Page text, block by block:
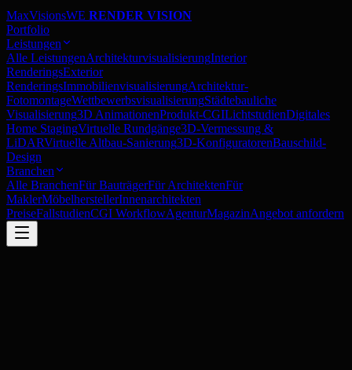
MaxVisionsWE RENDER VISION
Portfolio
Leistungen
Alle LeistungenArchitekturvisualisierungInterior
RenderingsExterior
RenderingsImmobilienvisualisierungArchitektur-
FotomontageWettbewerbsvisualisierungStädtebauliche
Visualisierung3D AnimationenProdukt-CGILichtstudienDigitales
Home StagingVirtuelle Rundgänge3D-Vermessung &
LiDARVirtuelle Altbau-Sanierung3D-KonfiguratorenBauschild-
Design
Branchen
Alle BranchenFür BauträgerFür ArchitektenFür
MaklerMöbelherstellerInnenarchitekten
PreiseFallstudienCGI WorkflowAgenturMagazinAngebot anfordern